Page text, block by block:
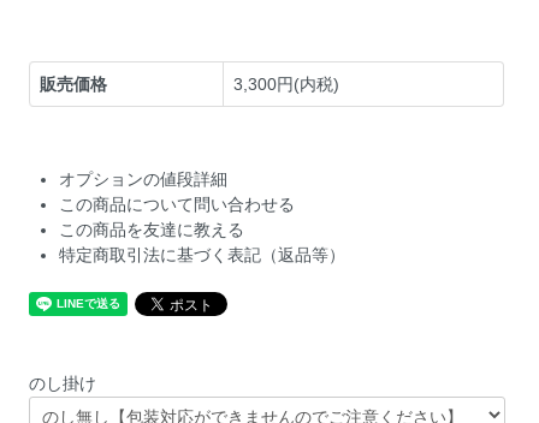
販売価格 3,300円(内税)
オプションの値段詳細
この商品について問い合わせる
この商品を友達に教える
特定商取引法に基づく表記（返品等）
のし掛け